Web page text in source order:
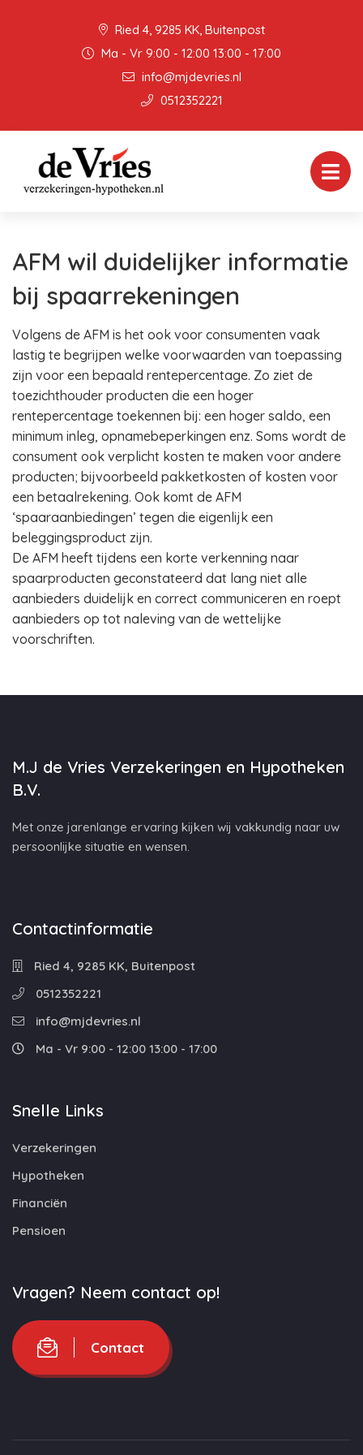
Ried 4, 9285 KK, Buitenpost
Ma - Vr 9:00 - 12:00 13:00 - 17:00
info@mjdevries.nl
0512352221
AFM wil duidelijker informatie
bij spaarrekeningen
Volgens de AFM is het ook voor consumenten vaak
lastig te begrijpen welke voorwaarden van toepassing
zijn voor een bepaald rentepercentage. Zo ziet de
toezichthouder producten die een hoger
rentepercentage toekennen bij: een hoger saldo, een
minimum inleg, opnamebeperkingen enz. Soms wordt de
consument ook verplicht kosten te maken voor andere
producten; bijvoorbeeld pakketkosten of kosten voor
een betaalrekening. Ook komt de AFM
‘spaaraanbiedingen’ tegen die eigenlijk een
beleggingsproduct zijn.
De AFM heeft tijdens een korte verkenning naar
spaarproducten geconstateerd dat lang niet alle
aanbieders duidelijk en correct communiceren en roept
aanbieders op tot naleving van de wettelijke
voorschriften.
M.J de Vries Verzekeringen en Hypotheken
B.V.
Met onze jarenlange ervaring kijken wij vakkundig naar uw
persoonlijke situatie en wensen.
Contactinformatie
Ried 4, 9285 KK, Buitenpost
0512352221
info@mjdevries.nl
Ma - Vr 9:00 - 12:00 13:00 - 17:00
Snelle Links
Verzekeringen
Hypotheken
Financiën
Pensioen
Vragen? Neem contact op!
Contact